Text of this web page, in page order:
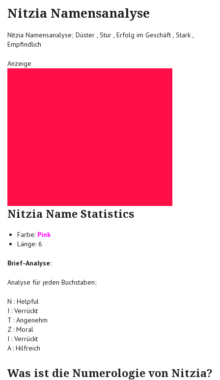
Nitzia Namensanalyse
Nitzia Namensanalyse; Düster , Stur , Erfolg im Geschäft , Stark ,
Empfindlich
Anzeige
Nitzia Name Statistics
Farbe: Pink
Länge: 6
Brief-Analyse:
Analyse für jeden Buchstaben;
N : Helpful
I : Verrückt
T : Angenehm
Z : Moral
I : Verrückt
A : Hilfreich
Was ist die Numerologie von Nitzia?